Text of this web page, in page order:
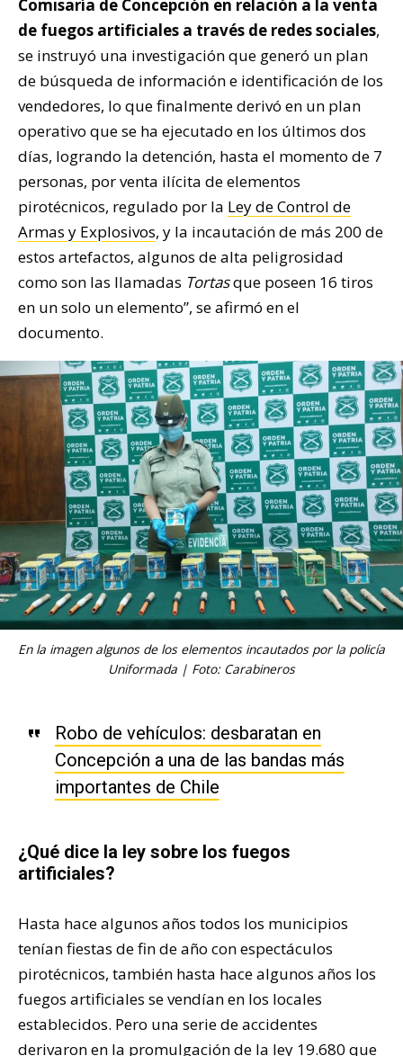
Comisaría de Concepción en relación a la venta
de fuegos artificiales a través de redes sociales,
se instruyó una investigación que generó un plan
de búsqueda de información e identificación de los
vendedores, lo que finalmente derivó en un plan
operativo que se ha ejecutado en los últimos dos
días, logrando la detención, hasta el momento de 7
personas, por venta ilícita de elementos
pirotécnicos, regulado por la Ley de Control de
Armas y Explosivos, y la incautación de más 200 de
estos artefactos, algunos de alta peligrosidad
como son las llamadas Tortasque poseen 16 tiros
en un solo un elemento”, se afirmó en el
documento.
En la imagen algunos de los elementos incautados por la policía
Uniformada | Foto: Carabineros
Robo de vehículos: desbaratan en
Concepción a una de las bandas más
importantes de Chile
¿Qué dice la ley sobre los fuegos
artificiales?
Hasta hace algunos años todos los municipios
tenían fiestas de fin de año con espectáculos
pirotécnicos, también hasta hace algunos años los
fuegos artificiales se vendían en los locales
establecidos. Pero una serie de accidentes
derivaron en la promulgación de la ley 19.680 que